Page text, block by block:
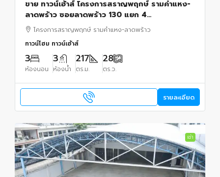
ขาย ทาวน์เฮ้าส์ โครงการสราญพฤกษ์ รามคำแหง-
ลาดพร้าว ซอยลาดพร้าว 130 แยก 4
กรุงเทพมหานคร
โครงการสราญพฤกษ์ รามคำแหง-ลาดพร้าว
ทาวน์โฮม ทาวน์เฮ้าส์
3
ห้องนอน
3
ห้องน้ำ
217
ตร.ม.
28
ตร.ว.
รายละเอียด
เช่า